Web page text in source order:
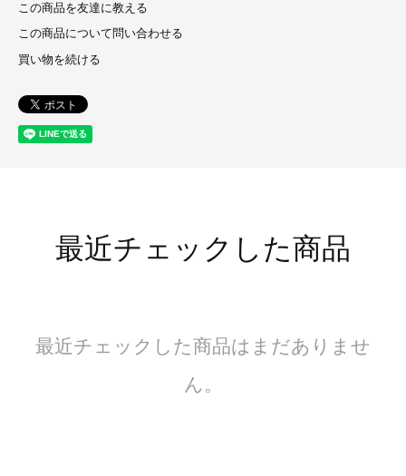
この商品を友達に教える
この商品について問い合わせる
買い物を続ける
最近チェックした商品
最近チェックした商品はまだありませ
ん。